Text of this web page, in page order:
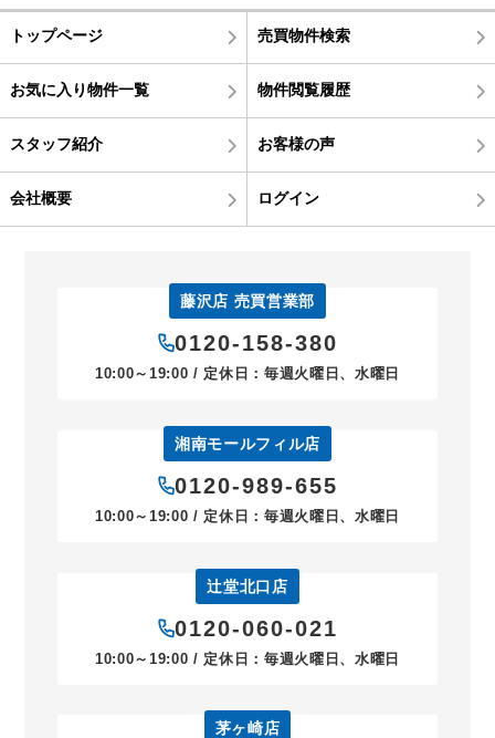
トップページ 売買物件検索
お気に入り物件一覧 物件閲覧履歴
スタッフ紹介 お客様の声
会社概要 ログイン
藤沢店 売買営業部
0120-158-380
10:00～19:00 / 定休日：毎週火曜日、水曜日
湘南モールフィル店
0120-989-655
10:00～19:00 / 定休日：毎週火曜日、水曜日
辻堂北口店
0120-060-021
10:00～19:00 / 定休日：毎週火曜日、水曜日
茅ヶ崎店